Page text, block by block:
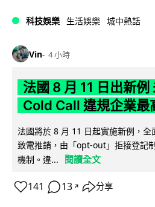
科技娛樂 生活娛樂 城中熱話
Vin 4 小時
法國 8 月 11 日出新例
Cold Call 違規企業最
法國將於 8 月 11 日起實施新例，
致電推銷，由「opt-out」拒接登記
機制。違...
閱讀全文
141 13 ↗ 分享